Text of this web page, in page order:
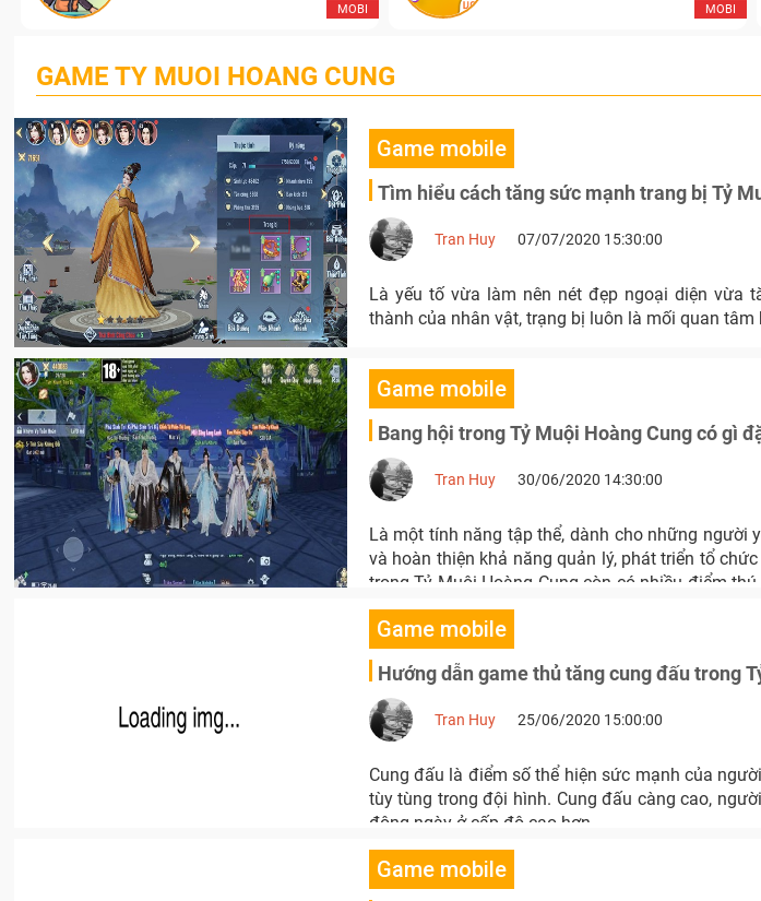
MOBI MOBI
GAME TY MUOI HOANG CUNG
Game mobile
Tìm hiểu cách tăng sức mạnh trang bị Tỷ
Tran Huy 07/07/2020 15:30:00
Là yếu tố vừa làm nên nét đẹp ngoại diện vừa
thành của nhân vật, trạng bị luôn là mối quan tâm
Game mobile
Bang hội trong Tỷ Muội Hoàng Cung có gì
Tran Huy 30/06/2020 14:30:00
Là một tính năng tập thể, dành cho những người
và hoàn thiện khả năng quản lý, phát triển tổ
trong Tỷ Muội Hoàng Cung còn có nhiều điểm
kết hợp thẻ bài đánh theo lượt.
Game mobile
Hướng dẫn game thủ tăng cung đấu trong
Tran Huy 25/06/2020 15:00:00
Cung đấu là điểm số thể hiện sức mạnh của
tùy tùng trong đội hình. Cung đấu càng cao,
động ngày ở cấp độ cao hơn.
Game mobile